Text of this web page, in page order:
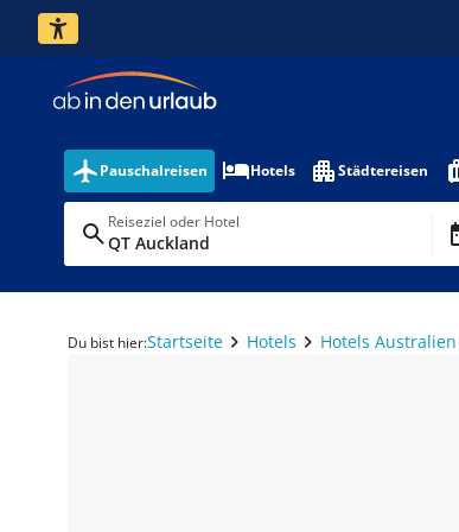
Pauschalreisen Hotels Städtereisen
Reiseziel oder Hotel
QT Auckland
Du bist hier:Startseite Hotels Hotels